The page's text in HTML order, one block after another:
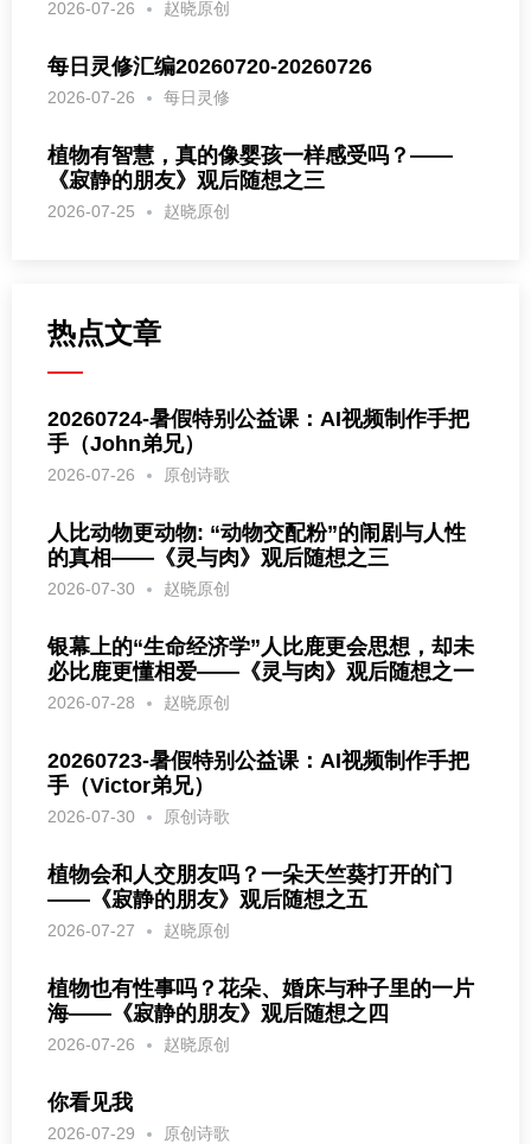
2026-07-26 赵晓原创
每日灵修汇编20260720-20260726
2026-07-26 每日灵修
植物有智慧，真的像婴孩一样感受吗？——
《寂静的朋友》观后随想之三
2026-07-25 赵晓原创
热点文章
20260724-暑假特别公益课：AI视频制作手把
手（John弟兄）
2026-07-26 原创诗歌
人比动物更动物: “动物交配粉”的闹剧与人性
的真相——《灵与肉》观后随想之三
2026-07-30 赵晓原创
银幕上的“生命经济学”人比鹿更会思想，却未
必比鹿更懂相爱——《灵与肉》观后随想之一
2026-07-28 赵晓原创
20260723-暑假特别公益课：AI视频制作手把
手（Victor弟兄）
2026-07-30 原创诗歌
植物会和人交朋友吗？一朵天竺葵打开的门
——《寂静的朋友》观后随想之五
2026-07-27 赵晓原创
植物也有性事吗？花朵、婚床与种子里的一片
海——《寂静的朋友》观后随想之四
2026-07-26 赵晓原创
你看见我
2026-07-29 原创诗歌